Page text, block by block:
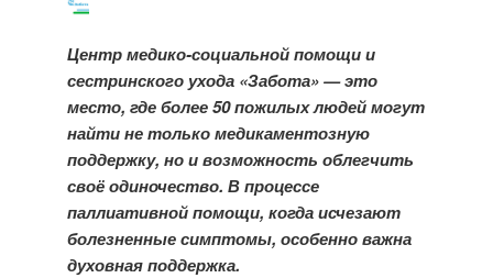
Центр медико-социальной помощи и
сестринского ухода «Забота» — это
место, где более 50 пожилых людей могут
найти не только медикаментозную
поддержку, но и возможность облегчить
своё одиночество. В процессе
паллиативной помощи, когда исчезают
болезненные симптомы, особенно важна
духовная поддержка.